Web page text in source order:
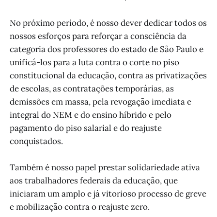
No próximo período, é nosso dever dedicar todos os
nossos esforços para reforçar a consciência da
categoria dos professores do estado de São Paulo e
unificá-los para a luta contra o corte no piso
constitucional da educação, contra as privatizações
de escolas, as contratações temporárias, as
demissões em massa, pela revogação imediata e
integral do NEM e do ensino híbrido e pelo
pagamento do piso salarial e do reajuste
conquistados.
Também é nosso papel prestar solidariedade ativa
aos trabalhadores federais da educação, que
iniciaram um amplo e já vitorioso processo de greve
e mobilização contra o reajuste zero.